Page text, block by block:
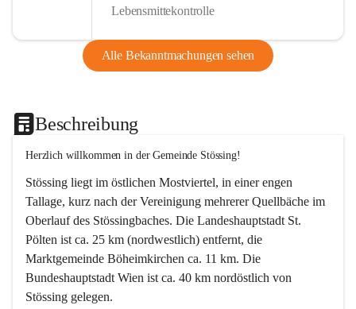
Lebensmittekontrolle
Alle Bekanntmachungen sehen
Beschreibung
Herzlich willkommen in der Gemeinde Stössing!
Stössing liegt im östlichen Mostviertel, in einer engen
Tallage, kurz nach der Vereinigung mehrerer Quellbäche im
Oberlauf des Stössingbaches. Die Landeshauptstadt St.
Pölten ist ca. 25 km (nordwestlich) entfernt, die
Marktgemeinde Böheimkirchen ca. 11 km. Die
Bundeshauptstadt Wien ist ca. 40 km nordöstlich von
Stössing gelegen.